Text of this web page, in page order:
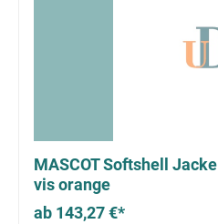
MASCOT Softshell
vis orange
ab 143,27 €*